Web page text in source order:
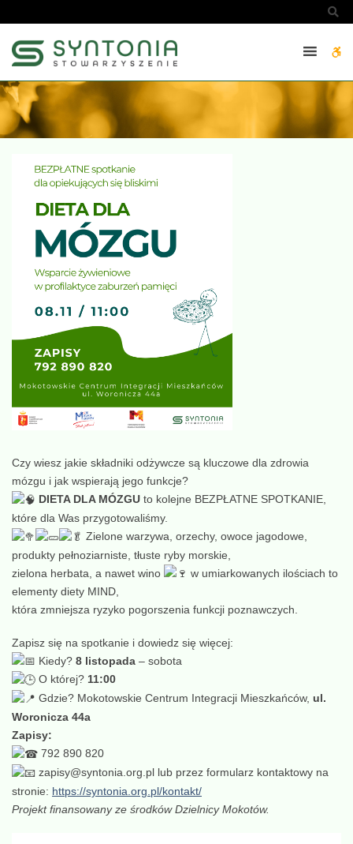
dla
mózgu
SYNTONIA
Czy wiesz jakie składniki odżywcze są kluczowe dla zdrowia
mózgu i jak wspierają jego funkcje?
DIETA DLA MÓZGU to kolejne BEZPŁATNE SPOTKANIE,
które dla Was przygotowaliśmy.
Zielone warzywa, orzechy, owoce jagodowe,
produkty pełnoziarniste, tłuste ryby morskie,
zielona herbata, a nawet wino
w umiarkowanych ilościach to
elementy diety MIND,
która zmniejsza ryzyko pogorszenia funkcji poznawczych.
Zapisz się na spotkanie i dowiedz się więcej:
Kiedy? 8 listopada – sobota
O której? 11:00
Gdzie? Mokotowskie Centrum Integracji Mieszkańców, ul.
Woronicza 44a
Zapisy:
792 890 820
zapisy@syntonia.org.pl lub przez formularz kontaktowy na
stronie: https://syntonia.org.pl/kontakt/
Projekt finansowany ze środków Dzielnicy Mokotów.